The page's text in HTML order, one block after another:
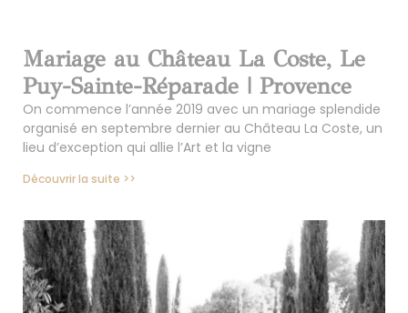
Mariage au Château La Coste, Le
Puy-Sainte-Réparade | Provence
On commence l’année 2019 avec un mariage splendide
organisé en septembre dernier au Château La Coste, un
lieu d’exception qui allie l’Art et la vigne
Découvrir la suite >>